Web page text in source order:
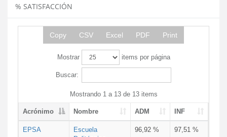
% SATISFACCIÓN
Copy CSV Excel PDF Print
Mostrar items por página
Buscar:
Mostrando 1 a 13 de 13 items
Acrónimo Nombre ADM INF
EPSA
Escuela
96,92 % 97,51 %